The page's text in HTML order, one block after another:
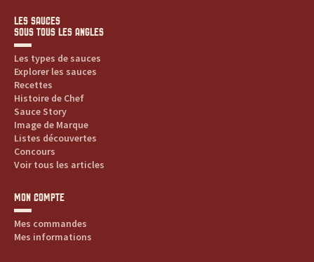
LES SAUCES
SOUS TOUS LES ANGLES
Les types de sauces
Explorer les sauces
Recettes
Histoire de Chef
Sauce Story
Image de Marque
Listes découvertes
Concours
Voir tous les articles
MON COMPTE
Mes commandes
Mes informations